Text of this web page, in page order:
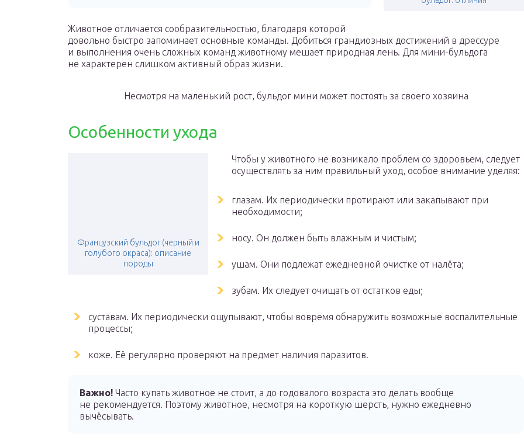
Животное отличается сообразительностью, благодаря которой
довольно быстро запоминает основные команды. Добиться грандиозных достижений в дрессуре
и выполнения очень сложных команд животному мешает природная лень. Для мини-бульдога
не характерен слишком активный образ жизни.
Несмотря на маленький рост, бульдог мини может постоять за своего хозяина
Особенности ухода
Французский бульдог (черный и
голубого окраса): описание
породы
Чтобы у животного не возникало проблем со здоровьем, следует
осуществлять за ним правильный уход, особое внимание уделяя:
глазам. Их периодически протирают или закапывают при
необходимости;
носу. Он должен быть влажным и чистым;
ушам. Они подлежат ежедневной очистке от налёта;
зубам. Их следует очищать от остатков еды;
суставам. Их периодически ощупывают, чтобы вовремя обнаружить возможные воспалительные
процессы;
коже. Её регулярно проверяют на предмет наличия паразитов.
Важно! Часто купать животное не стоит, а до годовалого возраста это делать вообще
не рекомендуется. Поэтому животное, несмотря на короткую шерсть, нужно ежедневно
вычёсывать.